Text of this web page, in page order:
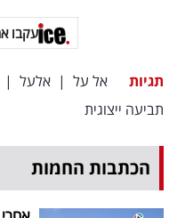
עקבו
תגיות אל על | אלעל |
תביעה ייצוגית
הכתבות החמות